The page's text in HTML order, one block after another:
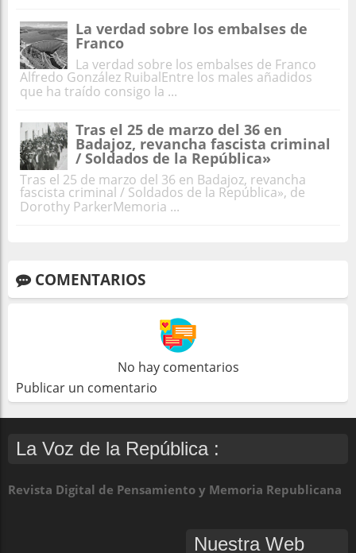
La verdad sobre los embalses de
Franco
La verdad sobre los embalses de Franco
Alfredo González RuibalEntre los males añadidos
que ha traído consigo la ...
Tras el 25 de marzo del 36 en
Badajoz, revancha fascista criminal
/ Soldados de la República»
Tras el 25 de marzo del 36 en Badajoz, revancha
fascista criminal / Soldados de la República», de
Dorothy ParkerMemoria ...
COMENTARIOS
No hay comentarios
Publicar un comentario
La Voz de la República :
Revista Digital de Pensamiento y Memoria Republicana
Nuestra Web